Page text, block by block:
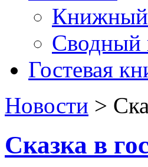
Книжный
Сводный
Гостевая
Новости >
Сказка в